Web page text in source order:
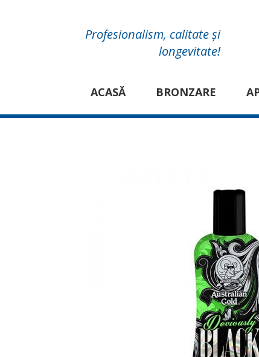
Profesionalism, calitate și
longevitate!
ACASĂ BRONZARE